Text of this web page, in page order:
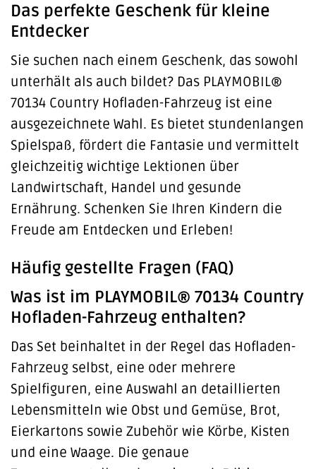
Das perfekte Geschenk für kleine
Entdecker
Sie suchen nach einem Geschenk, das sowohl
unterhält als auch bildet? Das PLAYMOBIL®
70134 Country Hofladen-Fahrzeug ist eine
ausgezeichnete Wahl. Es bietet stundenlangen
Spielspaß, fördert die Fantasie und vermittelt
gleichzeitig wichtige Lektionen über
Landwirtschaft, Handel und gesunde
Ernährung. Schenken Sie Ihren Kindern die
Freude am Entdecken und Erleben!
Häufig gestellte Fragen (FAQ)
Was ist im PLAYMOBIL® 70134 Country
Hofladen-Fahrzeug enthalten?
Das Set beinhaltet in der Regel das Hofladen-
Fahrzeug selbst, eine oder mehrere
Spielfiguren, eine Auswahl an detaillierten
Lebensmitteln wie Obst und Gemüse, Brot,
Eierkartons sowie Zubehör wie Körbe, Kisten
und eine Waage. Die genaue